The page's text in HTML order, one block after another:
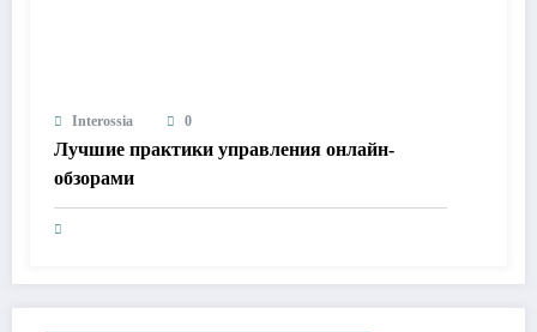
Interossia 0
Лучшие практики управления онлайн-
обзорами